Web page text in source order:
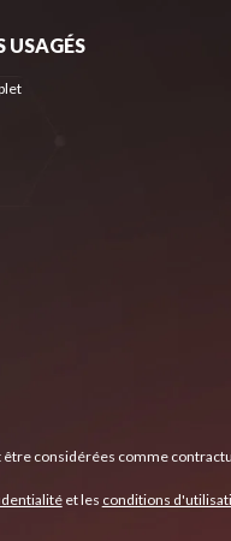
USAGÉS
considérées comme
et les conditions